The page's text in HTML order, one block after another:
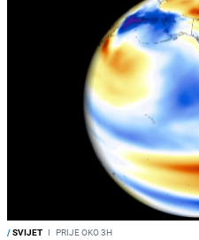
/SVIJET I PRIJE OKO 3H